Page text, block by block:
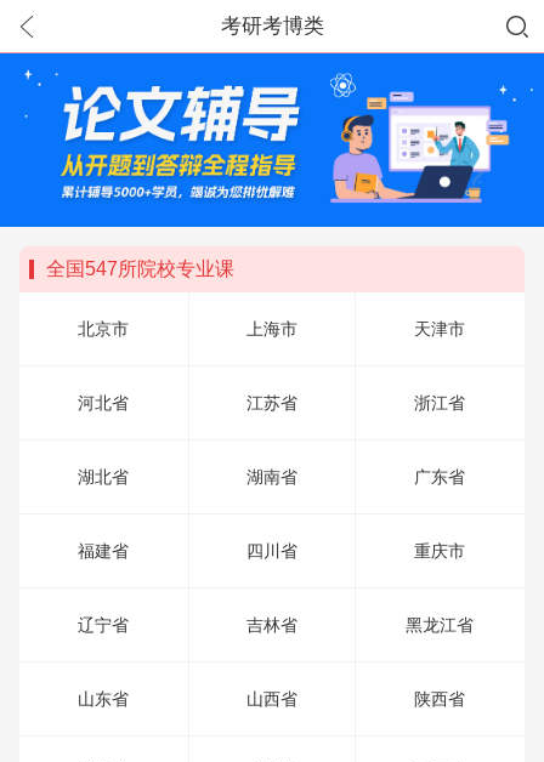
考研考博类
全国547所院校专业课
北京市 上海市 天津市
河北省 江苏省 浙江省
湖北省 湖南省 广东省
福建省 四川省 重庆市
辽宁省 吉林省 黑龙江省
山东省 山西省 陕西省